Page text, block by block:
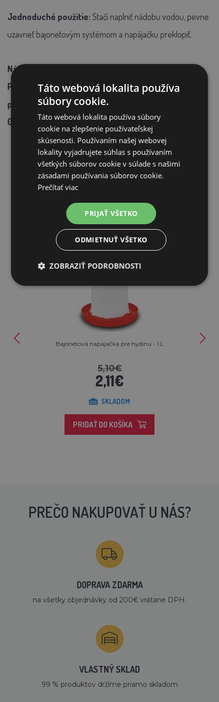
Jednoduché použitie: Stačí naplniť nádobu vodou, pevne
uzavrieť bajonetovým systémom a napájačku preklopiť.
Náš tip:
Pokiaľ neviete, akú veľkú napájačku si zaobstarať,
počítajte s dennou spotrebou vody na 1 sliepku cca
0,5 litra vody.
SÚVISIACE PRODUKTY
Zľava 59%
Bajonetová napájačka pre hydinu - 1 L
5,10€
2,11€
SKLADOM
PRIDAŤ DO KOŠÍKA
PREČO NAKUPOVAŤ U NÁS?
DOPRAVA ZDARMA
na všetky objednávky od 200€ vrátane DPH.
VLASTNÝ SKLAD
99 % produktov držíme priamo skladom
Táto webová lokalita používa
súbory cookie.
Táto webová lokalita používa súbory
cookie na zlepšenie používateľskej
skúsenosti. Používaním našej webovej
lokality vyjadrujete súhlas s používaním
všetkých súborov cookie v súlade s našimi
zásadami používania súborov cookie.
Prečítať viac
PRIJAŤ VŠETKO
ODMIETNUŤ VŠETKO
ZOBRAZIŤ PODROBNOSTI